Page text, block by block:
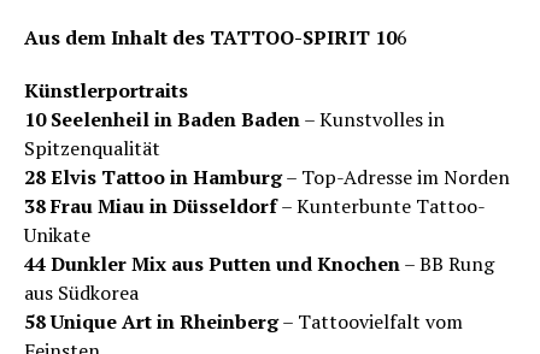
Aus dem Inhalt des TATTOO-SPIRIT 106
Künstlerportraits
10 Seelenheil in Baden Baden– Kunstvolles in
Spitzenqualität
28 Elvis Tattoo in Hamburg– Top-Adresse im Norden
38 Frau Miau in Düsseldorf– Kunterbunte Tattoo-
Unikate
44 Dunkler Mix aus Putten und Knochen– BB Rung
aus Südkorea
58 Unique Art in Rheinberg– Tattoovielfalt vom